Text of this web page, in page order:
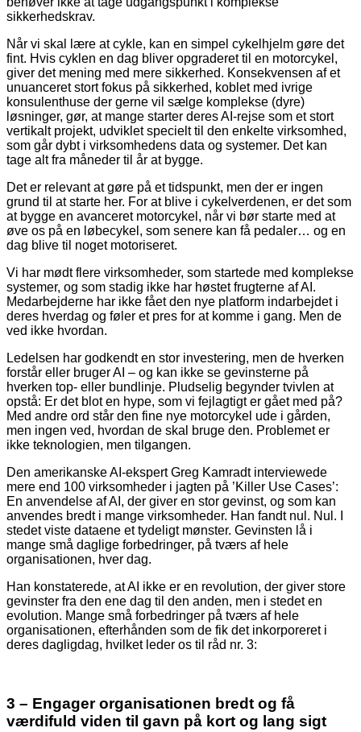
sikkerhedskrav.
Når vi skal lære at cykle, kan en simpel cykelhjelm gøre det
fint. Hvis cyklen en dag bliver opgraderet til en motorcykel,
giver det mening med mere sikkerhed. Konsekvensen af et
unuanceret stort fokus på sikkerhed, koblet med ivrige
konsulenthuse der gerne vil sælge komplekse (dyre)
løsninger, gør, at mange starter deres AI-rejse som et stort
vertikalt projekt, udviklet specielt til den enkelte virksomhed,
som går dybt i virksomhedens data og systemer. Det kan
tage alt fra måneder til år at bygge.
Det er relevant at gøre på et tidspunkt, men der er ingen
grund til at starte her. For at blive i cykelverdenen, er det som
at bygge en avanceret motorcykel, når vi bør starte med at
øve os på en løbecykel, som senere kan få pedaler… og en
dag blive til noget motoriseret.
Vi har mødt flere virksomheder, som startede med komplekse
systemer, og som stadig ikke har høstet frugterne af AI.
Medarbejderne har ikke fået den nye platform indarbejdet i
deres hverdag og føler et pres for at komme i gang. Men de
ved ikke hvordan.
Ledelsen har godkendt en stor investering, men de hverken
forstår eller bruger AI – og kan ikke se gevinsterne på
hverken top- eller bundlinje. Pludselig begynder tvivlen at
opstå: Er det blot en hype, som vi fejlagtigt er gået med på?
Med andre ord står den fine nye motorcykel ude i gården,
men ingen ved, hvordan de skal bruge den. Problemet er
ikke teknologien, men tilgangen.
Den amerikanske AI-ekspert Greg Kamradt interviewede
mere end 100 virksomheder i jagten på ’Killer Use Cases’:
En anvendelse af AI, der giver en stor gevinst, og som kan
anvendes bredt i mange virksomheder. Han fandt nul. Nul. I
stedet viste dataene et tydeligt mønster. Gevinsten lå i
mange små daglige forbedringer, på tværs af hele
organisationen, hver dag.
Han konstaterede, at AI ikke er en revolution, der giver store
gevinster fra den ene dag til den anden, men i stedet en
evolution. Mange små forbedringer på tværs af hele
organisationen, efterhånden som de fik det inkorporeret i
deres dagligdag, hvilket leder os til råd nr. 3:
3 – Engager organisationen bredt og få
værdifuld viden til gavn på kort og lang sigt